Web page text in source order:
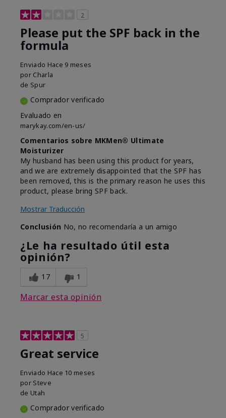
2
Please put the SPF back in the
formula
Enviado Hace 9 meses
por Charla
de Spur
Comprador verificado
Evaluado en
marykay.com/en-us/
Comentarios sobre MKMen® Ultimate
Moisturizer
My husband has been using this product for years,
and we are extremely disappointed that the SPF has
been removed, this is the primary reason he uses this
product, please bring SPF back.
Mostrar Traducción
Conclusión No, no recomendaría a un amigo
¿Le ha resultado útil esta
opinión?
17 1
Marcar esta opinión
5
Great service
Enviado Hace 10 meses
por Steve
de Utah
Comprador verificado